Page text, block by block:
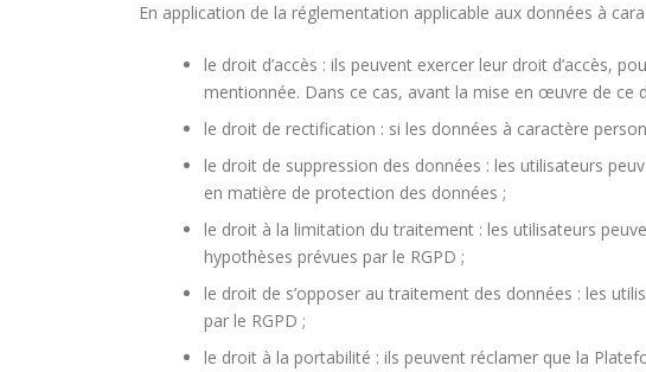
En application de la réglementation applicable aux données à
le droit d’accès : ils peuvent exercer leur droit d’accès,
mentionnée. Dans ce cas, avant la mise en œuvre de ce
le droit de rectification : si les données à caractère
le droit de suppression des données : les utilisateurs
en matière de protection des données ;
le droit à la limitation du traitement : les utilisateurs
hypothèses prévues par le RGPD ;
le droit de s’opposer au traitement des données : les
par le RGPD ;
le droit à la portabilité : ils peuvent réclamer que la